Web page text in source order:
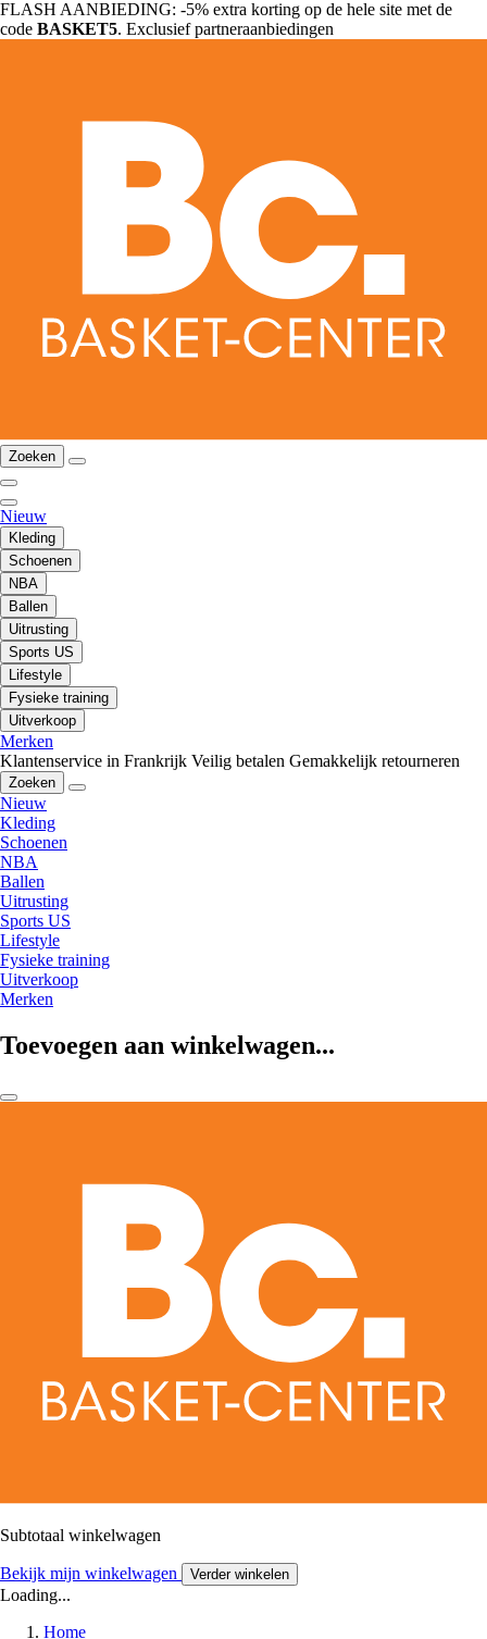
FLASH AANBIEDING: -5% extra korting op de hele site met de
code BASKET5. Exclusief partneraanbiedingen
Zoeken
Nieuw
Kleding
Schoenen
NBA
Ballen
Uitrusting
Sports US
Lifestyle
Fysieke training
Uitverkoop
Merken
Klantenservice in Frankrijk Veilig betalen Gemakkelijk retourneren
Zoeken
Nieuw
Kleding
Schoenen
NBA
Ballen
Uitrusting
Sports US
Lifestyle
Fysieke training
Uitverkoop
Merken
Toevoegen aan winkelwagen...
Subtotaal winkelwagen
Bekijk mijn winkelwagen Verder winkelen
Loading...
Home